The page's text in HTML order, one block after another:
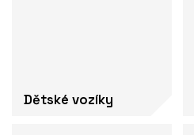
Dětské vozíky